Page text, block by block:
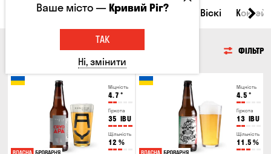
Всі товари Пиво Сидр Вино Віскі
ФІЛЬТР
Міцність
4.7 °
Гіркота
35 IBU
Щільність
12 %
Міцність
4.5 °
Гіркота
13 IBU
Щільність
11.5 %
Ваше місто —Кривий Ріг?
ТАК
Ні, змінити